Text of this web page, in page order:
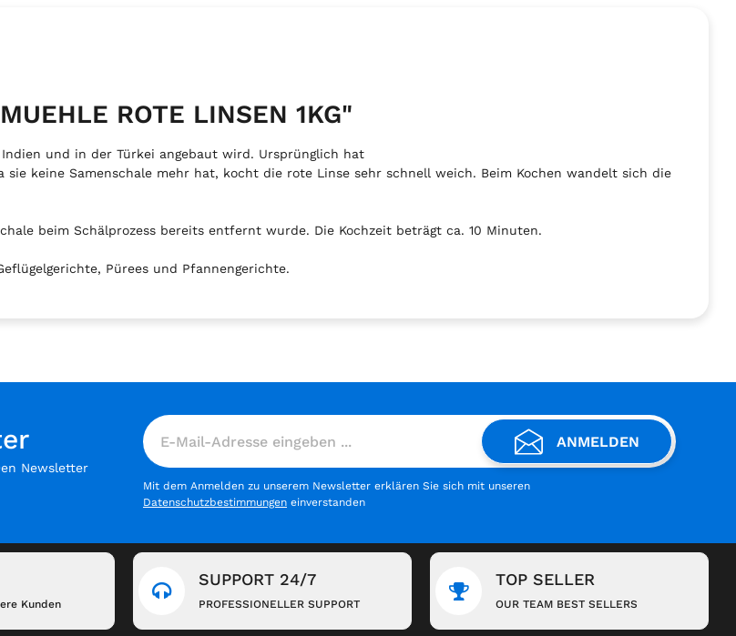
ROTE LINSEN 1KG"
und in der Türkei angebaut wird. Ursprünglich hat
keine Samenschale mehr hat, kocht die rote Linse sehr schnell weich. Beim Kochen wandelt sich die
beim Schälprozess bereits entfernt wurde. Die Kochzeit beträgt ca. 10 Minuten.
Pürees und Pfannengerichte.
Newsletter
ANMELDEN
Mit dem Anmelden zu unserem Newsletter erklären Sie sich mit unseren
Datenschutzbestimmungen einverstanden
Kunden
SUPPORT 24/7
PROFESSIONELLER SUPPORT
TOP SELLER
OUR TEAM BEST SELLERS